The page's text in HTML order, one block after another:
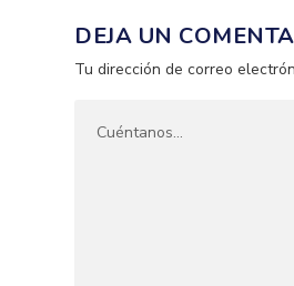
DEJA UN
Tu dirección de correo